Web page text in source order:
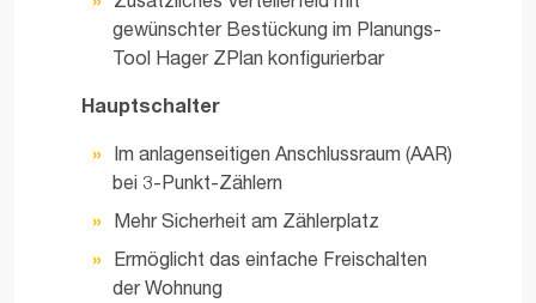
gewünschter Bestückung im Planungs-
Tool Hager ZPlan konfigurierbar
Hauptschalter
Im anlagenseitigen Anschlussraum (AAR)
bei 3-Punkt-Zählern
Mehr Sicherheit am Zählerplatz
Ermöglicht das einfache Freischalten
der Wohnung